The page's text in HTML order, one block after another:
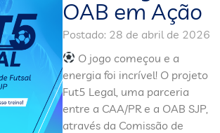
OAB em Ação
Postado: 28 de abril de 2026
O jogo começou e a
energia foi incrível! O projeto
Fut5 Legal, uma parceria
entre a CAA/PR e a OAB SJP,
através da Comissão de